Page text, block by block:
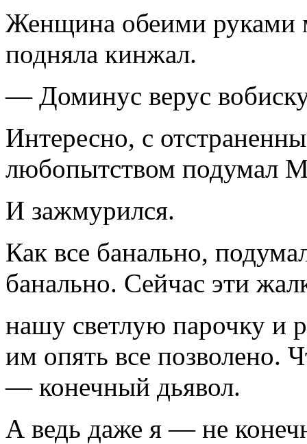
Женщина обеими руками
подняла кинжал.
— Доминус верус
Интересно, с
любопытством подумал
И зажмурился.
Как все банально,
банально. Сейчас эти
нашу светлую парочку и
им опять все позволено.
— конечный дьявол.
А ведь даже я — не